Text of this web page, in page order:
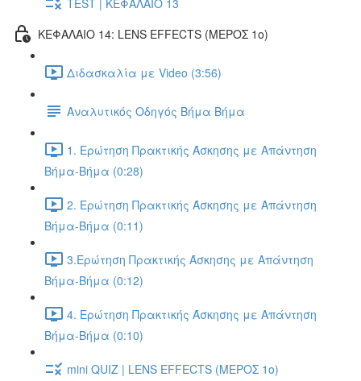
ΚΕΦΑΛΑΙΟ 14: LENS EFFECTS (ΜΕΡΟΣ 1ο)
Διδασκαλία με Video (3:56)
Αναλυτικός Οδηγός Βήμα Βήμα
1. Ερώτηση Πρακτικής Άσκησης με Απάντηση
Βήμα-Βήμα (0:28)
2. Ερώτηση Πρακτικής Άσκησης με Απάντηση
Βήμα-Βήμα (0:11)
3.Ερώτηση Πρακτικής Άσκησης με Απάντηση
Βήμα-Βήμα (0:12)
4. Ερώτηση Πρακτικής Άσκησης με Απάντηση
Βήμα-Βήμα (0:10)
mini QUIZ | LENS EFFECTS (ΜΕΡΟΣ 1ο)